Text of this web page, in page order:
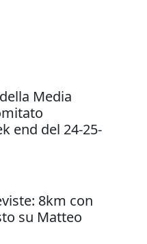
Media
end del 24-25-
8km con
su Matteo